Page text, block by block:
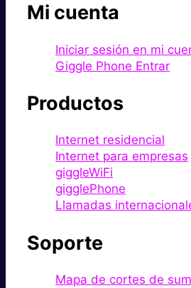
Mi cuenta
Iniciar sesión en mi
Giggle Phone Entrar
Productos
Internet residencial
Internet para empresas
giggleWiFi
gigglePhone
Llamadas
Soporte
Mapa de cortes de